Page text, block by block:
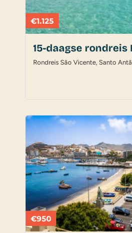
€1.125
15-daagse rondreis
Rondreis São Vicente, Santo
€950